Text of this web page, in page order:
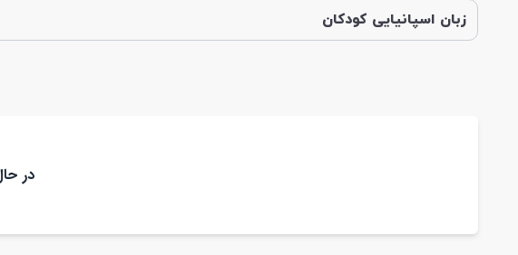
و امکانات هایتاکی در اختیار شما قرار دهیم.
زبان اسپانیایی کودکان
در